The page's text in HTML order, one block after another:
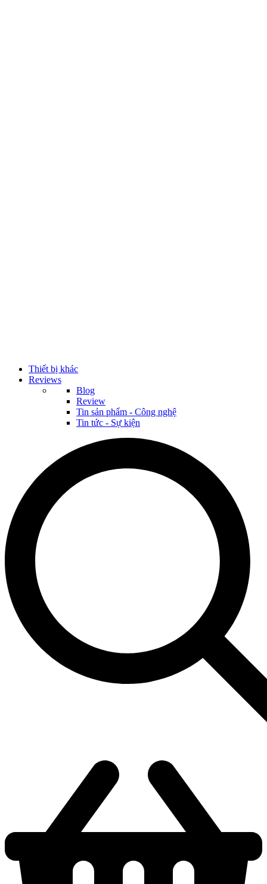
Thiết bị khác
Reviews
Blog
Review
Tin sản phẩm - Công nghệ
Tin tức - Sự kiện